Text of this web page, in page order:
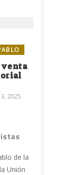
venta
2025
de la
Unión